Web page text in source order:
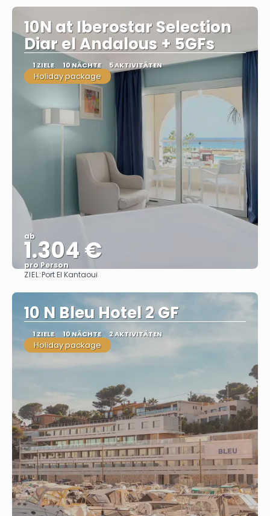
10N at Iberostar Selection
Diar el Andalous + 5GFs
1 ZIELE 10 NÄCHTE 5 AKTIVITÄTEN
Holiday package
ab
1.304 €
pro Person
ZIEL:Port El Kantaoui
10 N Bleu Hotel 2 GF
1 ZIELE 10 NÄCHTE 2 AKTIVITÄTEN
Holiday package